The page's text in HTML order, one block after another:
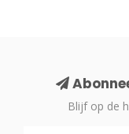
Blijf op de